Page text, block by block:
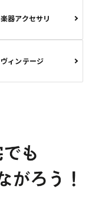
楽器アクセサリ
ヴィンテージ